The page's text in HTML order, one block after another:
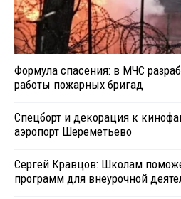
Формула спасения: в МЧС
работы пожарных бригад
Спецборт и декорация к
аэропорт Шереметьево
Сергей Кравцов: Школам
программ для внеурочной